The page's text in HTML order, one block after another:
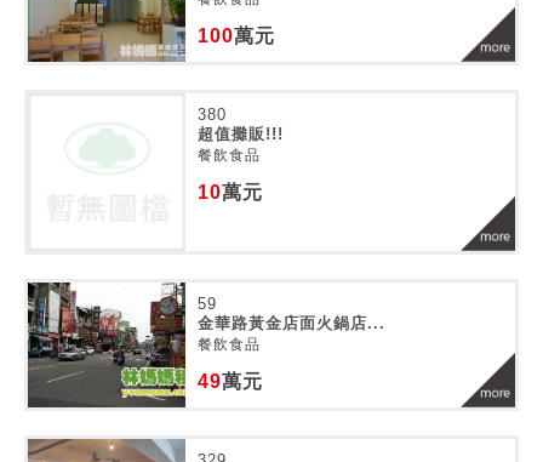
100萬元
380
超值攤販!!!
餐飲食品
10萬元
59
金華路黃金店面火鍋店...
餐飲食品
49萬元